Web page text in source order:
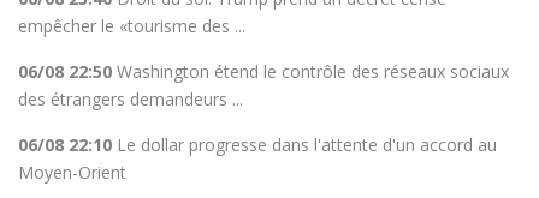
empêcher le «tourisme des ...
06/08 22:50 Washington étend le contrôle des réseaux sociaux
des étrangers demandeurs ...
06/08 22:10 Le dollar progresse dans l'attente d'un accord au
Moyen-Orient